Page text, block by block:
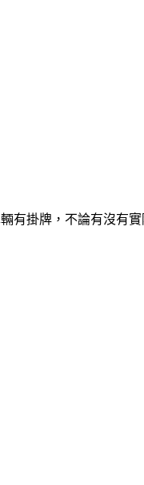
掛牌，不論有沒有